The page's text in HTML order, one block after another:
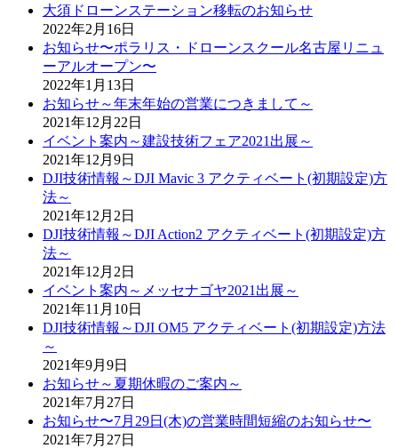
大須ドローンステーション移転のお知らせ
2022年2月16日
お知らせ〜ポラリス・ドローンスクール名古屋リニュ
ーアルオープン〜
2022年1月13日
お知らせ～年末年始の営業につきまして～
2021年12月22日
イベント案内～建設技術フェア2021出展～
2021年12月9日
DJI技術情報～DJI Mavic 3 アクティベート(初期設定)方
法～
2021年12月2日
DJI技術情報～DJI Action2 アクティベート(初期設定)方
法～
2021年12月2日
イベント案内～メッセナゴヤ2021出展～
2021年11月10日
DJI技術情報～DJI OM5 アクティベート(初期設定)方法
～
2021年9月9日
お知らせ～夏期休暇のご案内～
2021年7月27日
お知らせ〜7月29日(木)の営業時間短縮のお知らせ〜
2021年7月27日